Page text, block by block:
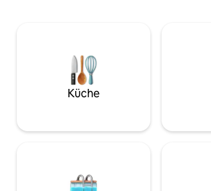
Bauarbeiten so weit wie möglich
verwendet. Für zusätzlichen Platz gibt
es eine Markise, mit Holzofen.
Luxuriöses Camping mit ultimativer
Küche